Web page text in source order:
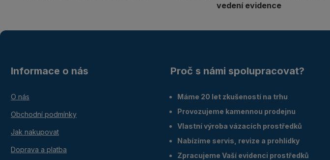
vedení evidence
Informace o nás
O nás
Obchodní podmínky
Jak nakupovat
Doprava a platba
Proč s námi spolupracovat?
Máme 20 let zkušeností na trhu
Provozujeme kamennou prodejnu
Vlastní výroba vázacích prostředků
Nabízíme servis, revize a prohlídky
Zpracujeme Vaší evidenci prostředků